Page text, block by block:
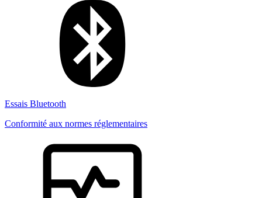
Essais Bluetooth
Conformité aux normes réglementaires